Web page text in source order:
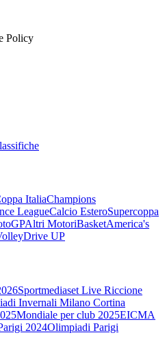
Policy
ItaliaChampions
LeagueCalcio EsteroSupercoppa
Altri MotoriBasketAmerica's
Drive UP
Sportmediaset Live Riccione
Invernali Milano Cortina
Mondiale per club 2025EICMA
2024Olimpiadi Parigi